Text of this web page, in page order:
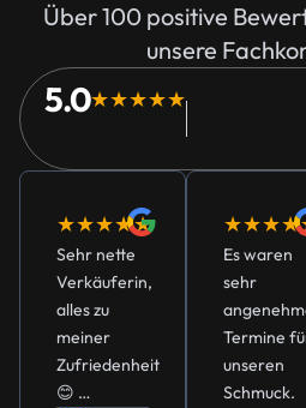
Über 100 positive
unsere
5.0★★★★★
★★★★★
Sehr nette
Verkäuferin,
alles zu
meiner
Zufriedenheit
😊 …
Es waren
sehr
Termine
unseren
Schmuck.